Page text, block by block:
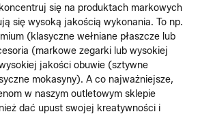
się na produktach markowych
się wysoką jakością wykonania. To np.
(klasyczne wełniane płaszcze lub
(markowe zegarki lub wysokiej
jakości obuwie (sztywne
mokasyny). A co najważniejsze,
w naszym outletowym sklepie
dać upust swojej kreatywności i